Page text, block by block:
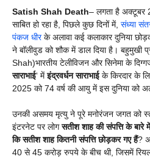
Satish Shah Death– लगता है अक्टूबर
साबित हो रहा है, पिछले कुछ दिनों में, संध्या
पंकज धीरके अलावा कई कलाकार दुनिया
ने बॉलीवुड को शौक में डाल दिया है। बहुमुखी
Shah)भारतीय टेलीविजन और सिनेमा के
साराभाई‘ मेंइंद्रवर्धन साराभाईके किरदार के
2025 को 74 वर्ष की आयु में इस दुनिया को
उनकी असमय मृत्यु ने पूरे मनोरंजन जगत को
इंटरनेट पर लोगसतीश शाह की संपत्ति के
कि सतीश शाह कितनी संपत्ति छोड़कर गए हैं?
40 से 45 करोड़ रुपये के बीच थी, जिसमें